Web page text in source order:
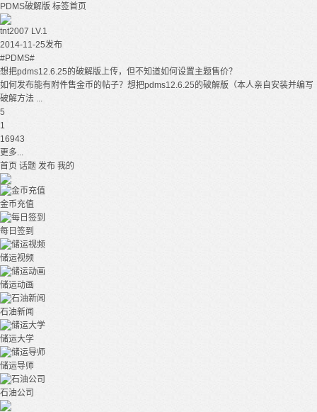
PDMS破解版 标签首页
tnt2007 LV.1
2014-11-25发布
#PDMS#
想把pdms12.6.25的破解版上传，但不知道如何设置主题售价？
如何发布能有附件售金币的帖子？想把pdms12.6.25的破解版（本人亲自安装并编写
破解方法 ...
5
1
16943
更多...
首页 话题 发布 我的
金币充值
每日签到
储运视频
储运动画
石油新闻
储运大学
储运导师
石油公司